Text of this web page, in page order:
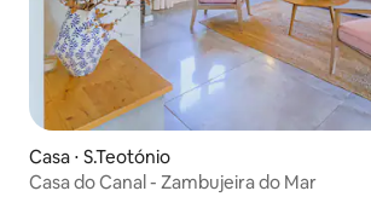
Casa ⋅ S.Teotónio
Casa do Canal - Zambujeira do Mar